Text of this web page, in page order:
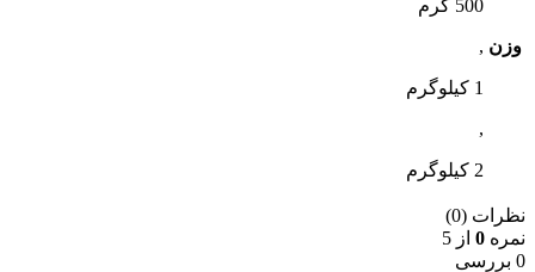
وزن
500 گرم
,
1 کیلوگرم
,
2 کیلوگرم
نظرات (0)
نمره 0 از 5
0 بررسی